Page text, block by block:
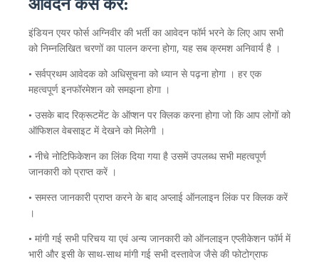
आवेदन कैसे करें:
इंडियन एयर फोर्स अग्निवीर की भर्ती का आवेदन फॉर्म भरने के लिए आप सभी
को निम्नलिखित चरणों का पालन करना होगा, यह सब क्रमश अनिवार्य है ।
• सर्वप्रथम आवेदक को अधिसूचना को ध्यान से पढ़ना होगा । हर एक
महत्वपूर्ण इनफॉरमेशन को समझना होगा ।
• उसके बाद रिक्रूटमेंट के ऑप्शन पर क्लिक करना होगा जो कि आप लोगों को
ऑफिशल वेबसाइट में देखने को मिलेगी ।
• नीचे नोटिफिकेशन का लिंक दिया गया है उसमें उपलब्ध सभी महत्वपूर्ण
जानकारी को प्राप्त करें ।
• समस्त जानकारी प्राप्त करने के बाद अप्लाई ऑनलाइन लिंक पर क्लिक करें
।
• मांगी गई सभी परिचय या एवं अन्य जानकारी को ऑनलाइन एप्लीकेशन फॉर्म में
भारी और इसी के साथ-साथ मांगी गई सभी दस्तावेज जैसे की फोटोग्राफ